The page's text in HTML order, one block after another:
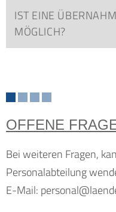
IST EINE
MÖGLICH?
OFFENE
Bei weiteren Fragen,
Personalabteilung
E-Mail: